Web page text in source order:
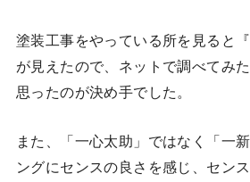
塗装工事をやっている所を見ると
が見えたので、ネットで調べてみ
思ったのが決め手でした。
また、「一心太助」ではなく「一
ングにセンスの良さを感じ、セン